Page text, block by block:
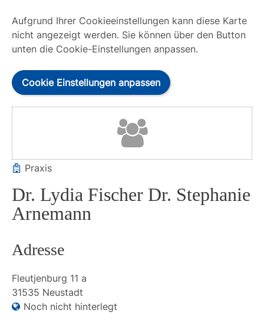
Aufgrund Ihrer Cookieeinstellungen kann diese Karte
nicht angezeigt werden. Sie können über den Button
unten die Cookie-Einstellungen anpassen.
Cookie Einstellungen anpassen
Praxis
Dr. Lydia Fischer Dr. Stephanie
Arnemann
Adresse
Fleutjenburg 11 a
31535 Neustadt
Noch nicht hinterlegt